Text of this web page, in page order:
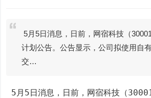
5月5日消息，日前，网宿科技（
计划公告。公告显示，公司拟使用自
交…
5月5日消息，日前，网宿科技（